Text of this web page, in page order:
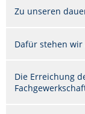
Zu unseren
Dafür stehen wir
Die Erreichung